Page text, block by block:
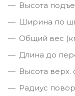
Высота
Ширина по
Общий вес
Длина до
Высота верх.
Радиус